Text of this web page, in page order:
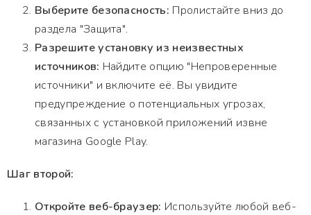
Выберите безопасность: Пролистайте вниз до
раздела "Защита".
Разрешите установку из неизвестных
источников: Найдите опцию "Непроверенные
источники" и включите её. Вы увидите
предупреждение о потенциальных угрозах,
связанных с установкой приложений извне
магазина Google Play.
Шаг второй:
Откройте веб-браузер: Используйте любой веб-